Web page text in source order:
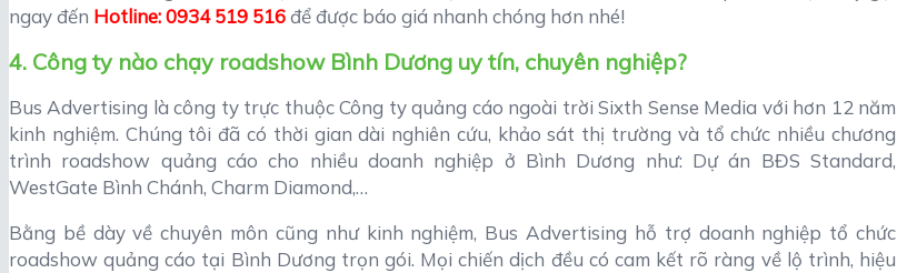
ngay đến Hotline: 0934 519 516để được báo giá nhanh chóng hơn nhé!
4. Công ty nào chạy roadshow Bình Dương uy tín, chuyên nghiệp?
Bus Advertising là công ty trực thuộc Công ty quảng cáo ngoài trời Sixth Sense Media với hơn 12 năm
kinh nghiệm. Chúng tôi đã có thời gian dài nghiên cứu, khảo sát thị trường và tổ chức nhiều chương
trình roadshow quảng cáo cho nhiều doanh nghiệp ở Bình Dương như: Dự án BĐS Standard,
WestGate Bình Chánh, Charm Diamond,…
Bằng bề dày về chuyên môn cũng như kinh nghiệm, Bus Advertising hỗ trợ doanh nghiệp tổ chức
roadshow quảng cáo tại Bình Dương trọn gói. Mọi chiến dịch đều có cam kết rõ ràng về lộ trình, hiệu